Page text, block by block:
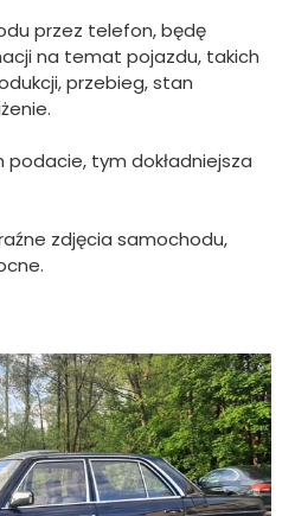
przez telefon, będę
na temat pojazdu, takich
przebieg, stan
tym dokładniejsza
zdjęcia samochodu,